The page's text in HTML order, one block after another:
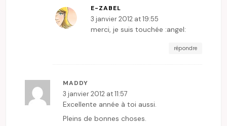
E-ZABEL
3 janvier 2012 at 19:55
merci, je suis touchée :angel:
répondre
MADDY
3 janvier 2012 at 11:57
Excellente année à toi aussi.
Pleins de bonnes choses.